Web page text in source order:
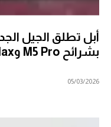
بشرائح M5 Pro وM5 Max
05/03/2026